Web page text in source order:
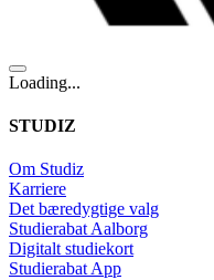
Loading...
STUDIZ
Om Studiz
Karriere
Det bæredygtige valg
Studierabat Aalborg
Digitalt studiekort
Studierabat App